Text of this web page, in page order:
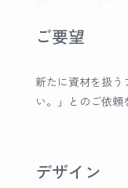
ご要望
新たに資材を扱う
い。」とのご依頼
デザイン